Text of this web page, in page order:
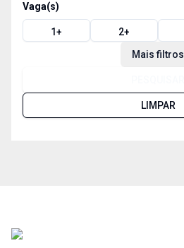
Vaga(s)
1+ 2+
Mais filtros
LIMPAR